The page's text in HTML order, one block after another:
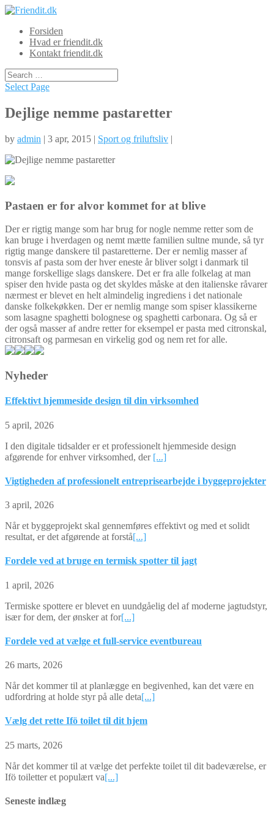
Forsiden
Hvad er friendit.dk
Kontakt friendit.dk
Select Page
Dejlige nemme pastaretter
by admin | 3 apr, 2015 | Sport og friluftsliv |
Pastaen er for alvor kommet for at blive
Der er rigtig mange som har brug for nogle nemme retter som de
kan bruge i hverdagen og nemt mætte familien sultne munde, så tyr
rigtig mange danskere til pastaretterne. Der er nemlig masseraf
tonsvis af pasta som der hver eneste år bliver solgt i danmark til
mange forskellige slags danskere. Det er fra alle folkelag at man
spiser den hvide pasta og det skyldes måske at den italienske råvarer
nærmest er blevet en helt almindelig ingrediens i det nationale
danske folkekøkken. Der er nemlig mange som spiser klassikerne
som lasagne spaghetti bolognese og spaghetti carbonara. Og så er
der også masser af andre retter for eksempel er pasta med citronskal,
citronsaft og parmesan en virkelig god og nem ret for alle.
Nyheder
Effektivt hjemmeside design til din virksomhed
5 april, 2026
I den digitale tidsalder er et professionelt hjemmeside design
afgørende for enhver virksomhed, der [...]
Vigtigheden af professionelt entreprisearbejde i byggeprojekter
3 april, 2026
Når et byggeprojekt skal gennemføres effektivt og med et solidt
resultat, er det afgørende at forstå[...]
Fordele ved at bruge en termisk spotter til jagt
1 april, 2026
Termiske spottere er blevet en uundgåelig del af moderne jagtudstyr,
især for dem, der ønsker at for[...]
Fordele ved at vælge et full-service eventbureau
26 marts, 2026
Når det kommer til at planlægge en begivenhed, kan det være en
udfordring at holde styr på alle deta[...]
Vælg det rette Ifö toilet til dit hjem
25 marts, 2026
Når det kommer til at vælge det perfekte toilet til dit badeværelse, er
Ifö toiletter et populært va[...]
Seneste indlæg